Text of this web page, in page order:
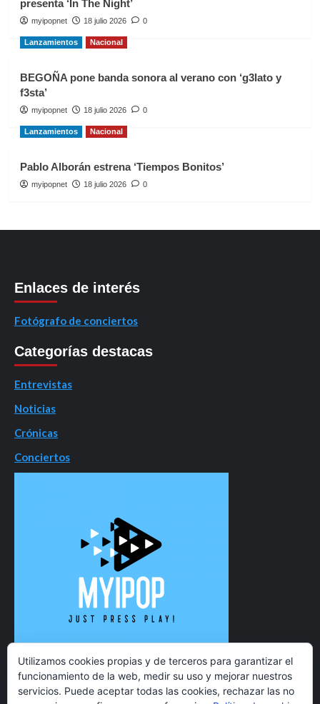
presenta ‘In The Night’
myipopnet 18 julio 2026 0
Lanzamientos Nacional
BEGOÑA pone banda sonora al verano con ‘g3lato y
f3sta’
myipopnet 18 julio 2026 0
Lanzamientos Nacional
Pablo Alborán estrena ‘Tiempos Bonitos’
myipopnet 18 julio 2026 0
Enlaces de interés
Fotógrafo de conciertos
Categorías destacas
Entrevistas
Noticias
Crónicas
Conciertos
Utilizamos cookies propias y de terceros para garantizar el
funcionamiento de la web, medir su uso y mejorar nuestros
servicios. Puede aceptar todas las cookies, rechazar las no